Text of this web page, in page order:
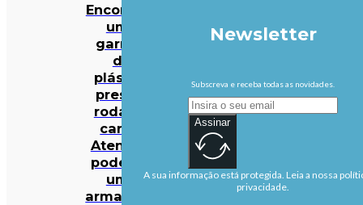
Encontrou
uma
garrafa
de
plástico
presa à
roda do
carro?
Atenção:
pode ser
uma
armadilha
Newsletter
Subscreva e receba todas as novidades.
Assinar
A sua informação está protegida. Leia a nossa
privacidade.